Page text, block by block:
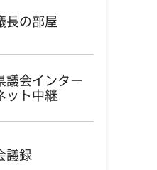
長の部屋
議会インター
ット中継
議録